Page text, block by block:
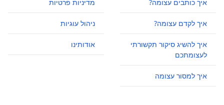
איך כותבים עצומה?
איך לקדם עצומה?
איך להשיג סיקור תקשורתי
לעצומתכם
איך למסור עצומה
מדיניות פרטיות
ניהול עוגיות
אודותינו